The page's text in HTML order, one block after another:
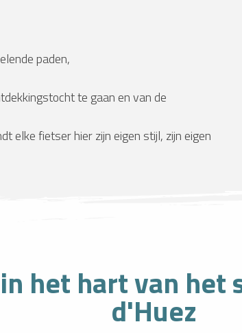
paden,
te gaan en van de
elke fietser hier zijn eigen stijl, zijn eigen
het hart van het
d'Huez